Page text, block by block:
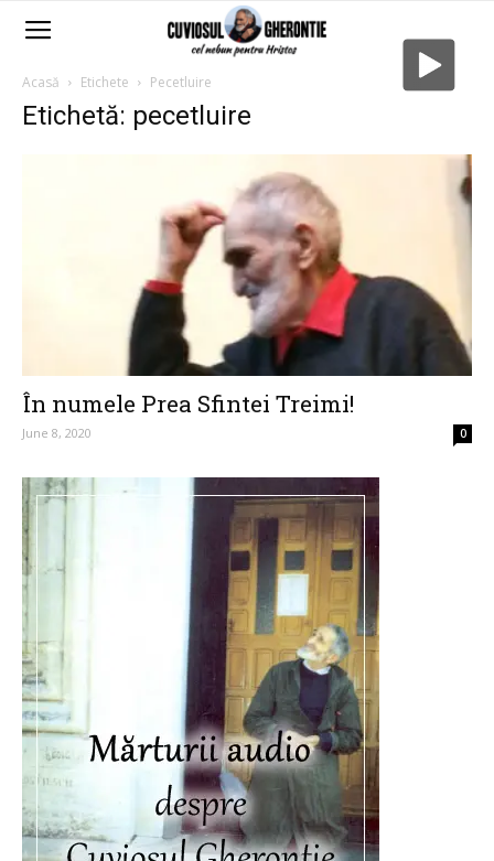
Acasă Etichete Pecetluire
Etichetă: pecetluire
În numele Prea Sfintei Treimi!
June 8, 2020 0